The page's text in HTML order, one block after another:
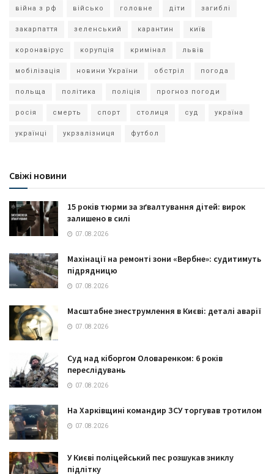
війна з рф військо головне діти загиблі
закарпаття зеленський карантин київ
коронавірус корупція кримінал львів
мобілізація новини України обстріл погода
польща політика поліція прогноз погоди
росія смерть спорт столиця суд україна
українці укрзалізниця футбол
Свіжі новини
15 років тюрми за зґвалтування дітей: вирок
залишено в силі
07.08.2026
Махінації на ремонті зони «Вербне»: судитимуть
підрядницю
07.08.2026
Масштабне знеструмлення в Києві: деталі аварії
07.08.2026
Суд над кіборгом Оловаренком: 6 років
переслідувань
07.08.2026
На Харківщині командир ЗСУ торгував тротилом
07.08.2026
У Києві поліцейський пес розшукав зниклу
підлітку